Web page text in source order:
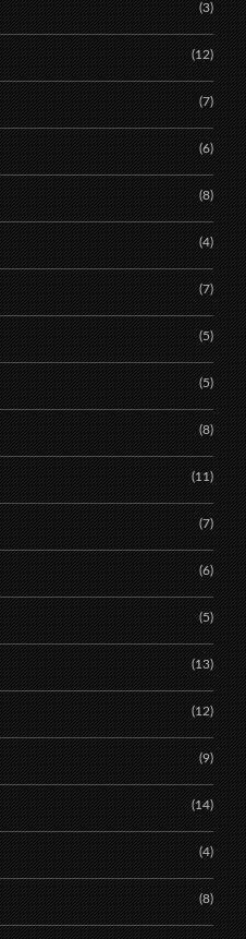
(3)
(12)
(7)
(6)
(8)
(4)
(7)
(5)
(5)
(8)
(11)
(7)
(6)
(5)
(13)
(12)
(9)
(14)
(4)
(8)